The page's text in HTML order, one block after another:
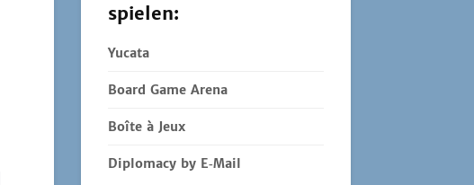
spielen:
Yucata
Board Game Arena
Boîte à Jeux
Diplomacy by E‑Mail